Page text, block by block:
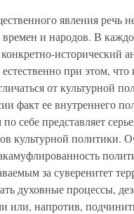
явления речь
и народов. В
исторический
при этом, что
от культурной
факт ее внутреннего
себе представляет
культурной политики.
за суверенитет
духовные процессы,
или, напротив,